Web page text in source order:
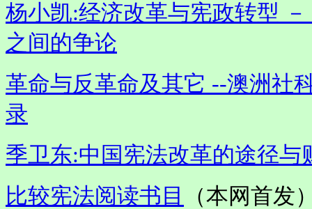
杨小凯:经济改革与宪政转型
之间的争论
革命与反革命及其它 --澳洲社
录
季卫东:中国宪法改革的途径与
比较宪法阅读书目
（本网首发